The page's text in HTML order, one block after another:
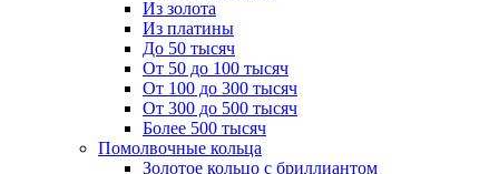
Из золота
Из платины
До 50 тысяч
От 50 до 100 тысяч
От 100 до 300 тысяч
От 300 до 500 тысяч
Более 500 тысяч
Помолвочные кольца
Золотое кольцо с бриллиантом